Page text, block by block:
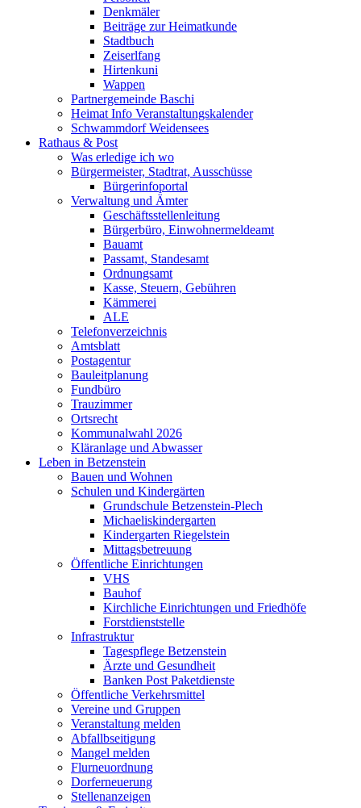
Denkmäler
Beiträge zur Heimatkunde
Stadtbuch
Zeiserlfang
Hirtenkuni
Wappen
Partnergemeinde Baschi
Heimat Info Veranstaltungskalender
Schwammdorf Weidensees
Rathaus & Post
Was erledige ich wo
Bürgermeister, Stadtrat, Ausschüsse
Bürgerinfoportal
Verwaltung und Ämter
Geschäftsstellenleitung
Bürgerbüro, Einwohnermeldeamt
Bauamt
Passamt, Standesamt
Ordnungsamt
Kasse, Steuern, Gebühren
Kämmerei
ALE
Telefonverzeichnis
Amtsblatt
Postagentur
Bauleitplanung
Fundbüro
Trauzimmer
Ortsrecht
Kommunalwahl 2026
Kläranlage und Abwasser
Leben in Betzenstein
Bauen und Wohnen
Schulen und Kindergärten
Grundschule Betzenstein-Plech
Michaeliskindergarten
Kindergarten Riegelstein
Mittagsbetreuung
Öffentliche Einrichtungen
VHS
Bauhof
Kirchliche Einrichtungen und Friedhöfe
Forstdienststelle
Infrastruktur
Tagespflege Betzenstein
Ärzte und Gesundheit
Banken Post Paketdienste
Öffentliche Verkehrsmittel
Vereine und Gruppen
Veranstaltung melden
Abfallbseitigung
Mangel melden
Flurneuordnung
Dorferneuerung
Stellenanzeigen